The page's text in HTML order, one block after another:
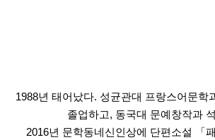
1988년 태어났다. 성균관대 프랑스어문학
졸업하고, 동국대 문예창작과
2016년 문학동네신인상에 단편소설 「